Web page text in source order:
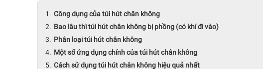
Công dụng của túi hút chân không
Bao lâu thì túi hút chân không bị phồng (có khí đi vào)
Phân loại túi hút chân không
Một số ứng dụng chính của túi hút chân không
Cách sử dụng túi hút chân không hiệu quả nhất